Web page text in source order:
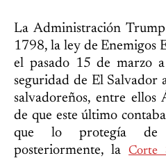
La Administración
1798, la ley de Enemigos
el pasado 15 de marzo
seguridad de El Salvador
salvadoreños, entre ellos
de que este último
que lo protegía de
posteriormente, la Corte